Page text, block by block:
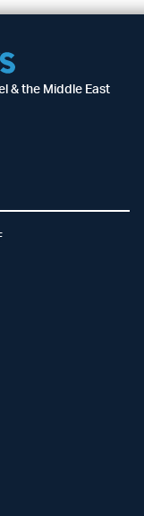
& the Middle East